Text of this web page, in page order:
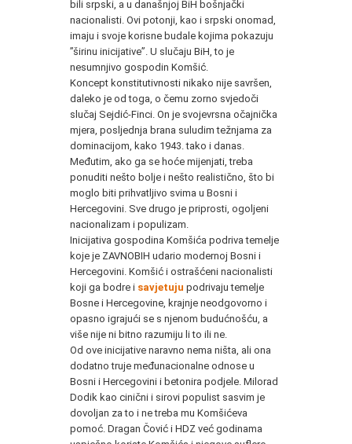
bili srpski, a u današnjoj BiH bošnjački
nacionalisti. Ovi potonji, kao i srpski onomad,
imaju i svoje korisne budale kojima pokazuju
”širinu inicijative”. U slučaju BiH, to je
nesumnjivo gospodin Komšić.
Koncept konstitutivnosti nikako nije savršen,
daleko je od toga, o čemu zorno svjedoči
slučaj Sejdić-Finci. On je svojevrsna očajnička
mjera, posljednja brana suludim težnjama za
dominacijom, kako 1943. tako i danas.
Međutim, ako ga se hoće mijenjati, treba
ponuditi nešto bolje i nešto realistično, što bi
moglo biti prihvatljivo svima u Bosni i
Hercegovini. Sve drugo je priprosti, ogoljeni
nacionalizam i populizam.
Inicijativa gospodina Komšića podriva temelje
koje je ZAVNOBIH udario modernoj Bosni i
Hercegovini. Komšić i ostrašćeni nacionalisti
koji ga bodre i savjetuju podrivaju temelje
Bosne i Hercegovine, krajnje neodgovorno i
opasno igrajući se s njenom budućnošću, a
više nije ni bitno razumiju li to ili ne.
Od ove inicijative naravno nema ništa, ali ona
dodatno truje međunacionalne odnose u
Bosni i Hercegovini i betonira podjele. Milorad
Dodik kao cinični i sirovi populist sasvim je
dovoljan za to i ne treba mu Komšićeva
pomoć. Dragan Čović i HDZ već godinama